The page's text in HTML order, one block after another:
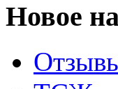
Новое